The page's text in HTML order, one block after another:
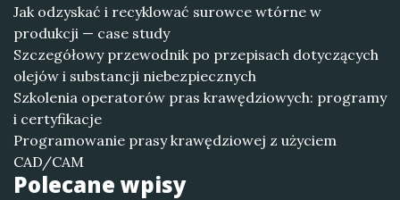
Jak odzyskać i recyklować surowce wtórne w
produkcji — case study
Szczegółowy przewodnik po przepisach dotyczących
olejów i substancji niebezpiecznych
Szkolenia operatorów pras krawędziowych: programy
i certyfikacje
Programowanie prasy krawędziowej z użyciem
CAD/CAM
Polecane wpisy